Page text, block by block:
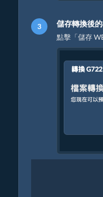
儲存轉換後的
點擊「儲存